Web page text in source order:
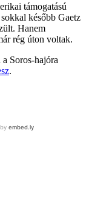
támogatású
később Gaetz
Hanem
rég úton voltak.
Soros-hajóra
.